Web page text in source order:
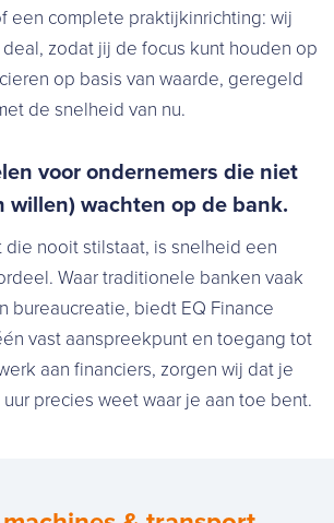
een complete praktijkinrichting: wij
zodat jij de focus kunt houden op
op basis van waarde, geregeld
de snelheid van nu.
voor ondernemers die niet
willen) wachten op de bank.
die nooit stilstaat, is snelheid een
Waar traditionele banken vaak
bureaucreatie, biedt EQ Finance
vast aanspreekpunt en toegang tot
aan financiers, zorgen wij dat je
precies weet waar je aan toe bent.